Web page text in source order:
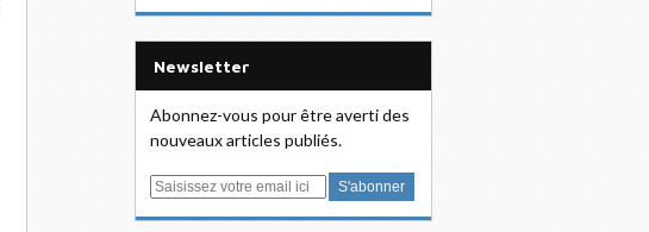
Newsletter
Abonnez-vous pour être averti des
nouveaux articles publiés.
E